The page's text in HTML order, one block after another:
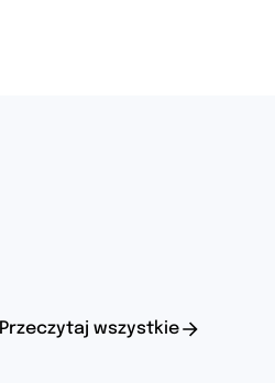
Przeczytaj wszystkie